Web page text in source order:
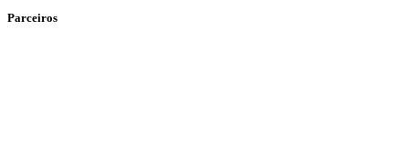
Parceiros